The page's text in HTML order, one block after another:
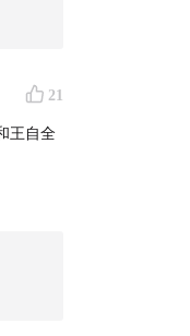
21
王自全